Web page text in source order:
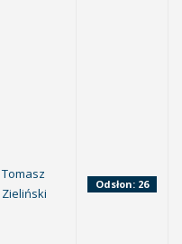
Tomasz
Zieliński
Odsłon: 26